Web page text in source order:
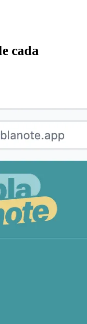
cada